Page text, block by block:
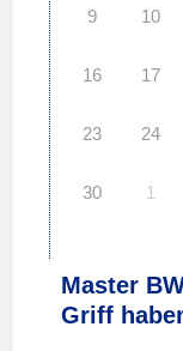
9 10
16 17
23 24
30 1
Master
Griff